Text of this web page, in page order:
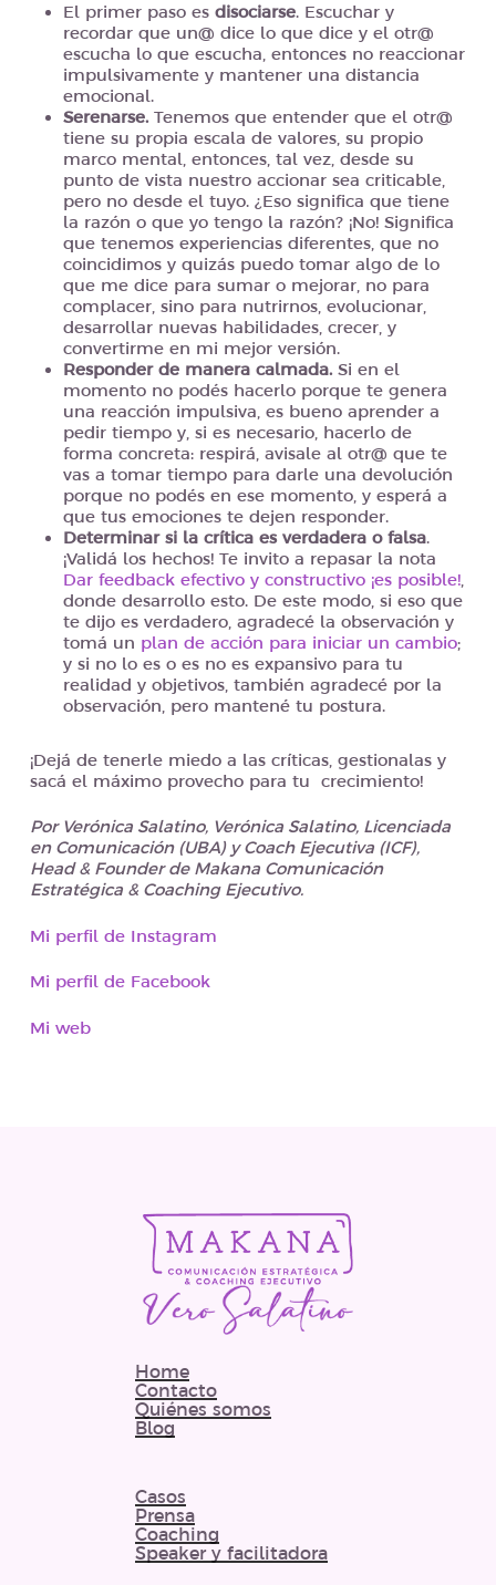
El primer paso es disociarse. Escuchar y
recordar que un@ dice lo que dice y el otr@
escucha lo que escucha, entonces no reaccionar
impulsivamente y mantener una distancia
emocional.
Serenarse.Tenemos que entender que el otr@
tiene su propia escala de valores, su propio
marco mental, entonces, tal vez, desde su
punto de vista nuestro accionar sea criticable,
pero no desde el tuyo. ¿Eso significa que tiene
la razón o que yo tengo la razón? ¡No! Significa
que tenemos experiencias diferentes, que no
coincidimos y quizás puedo tomar algo de lo
que me dice para sumar o mejorar, no para
complacer, sino para nutrirnos, evolucionar,
desarrollar nuevas habilidades, crecer, y
convertirme en mi mejor versión.
Responder de manera calmada.Si en el
momento no podés hacerlo porque te genera
una reacción impulsiva, es bueno aprender a
pedir tiempo y, si es necesario, hacerlo de
forma concreta: respirá, avisale al otr@ que te
vas a tomar tiempo para darle una devolución
porque no podés en ese momento, y esperá a
que tus emociones te dejen responder.
Determinar si la crítica es verdadera o falsa.
¡Validá los hechos! Te invito a repasar la nota
Dar feedback efectivo y constructivo ¡es posible!,
donde desarrollo esto. De este modo, si eso que
te dijo es verdadero, agradecé la observación y
tomá un plan de acción para iniciar un cambio;
y si no lo es o es no es expansivo para tu
realidad y objetivos, también agradecé por la
observación, pero mantené tu postura.
¡Dejá de tenerle miedo a las críticas, gestionalas y
sacá el máximo provecho para tu crecimiento!
Por Verónica Salatino, Verónica Salatino, Licenciada
en Comunicación (UBA) y Coach Ejecutiva (ICF),
Head & Founder de Makana Comunicación
Estratégica & Coaching Ejecutivo.
Mi perfil de Instagram
Mi perfil de Facebook
Mi web
Home
Contacto
Quiénes somos
Blog
Casos
Prensa
Coaching
Speaker y facilitadora